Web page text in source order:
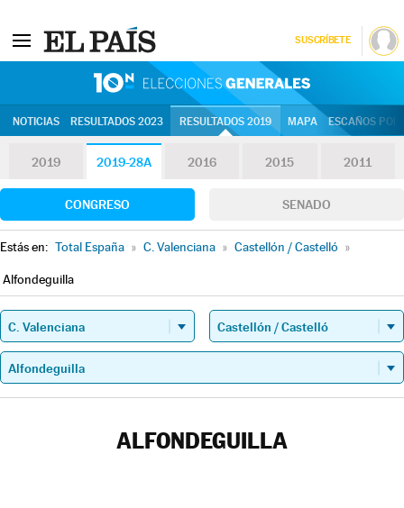
SUSCRÍBETE
NOTICIAS RESULTADOS 2023 RESULTADOS 2019 MAPA ESCAÑOS
2019 2019-28A 2016 2015 2011
CONGRESO SENADO
Estás en: Total España » C. Valenciana » Castellón / Castelló »
Alfondeguilla
ALFONDEGUILLA